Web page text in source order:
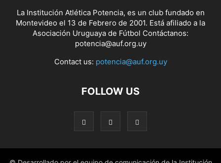
La Institución Atlética Potencia, es un club fundado en
Montevideo el 13 de Febrero de 2001. Está afiliado a la
Asociación Uruguaya de Fútbol Contáctanos:
potencia@auf.org.uy
Contact us: potencia@auf.org.uy
FOLLOW US